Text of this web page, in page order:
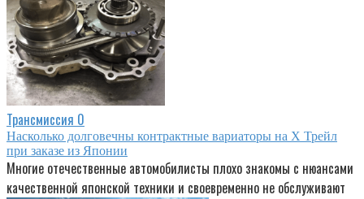
Трансмиссия 0
Насколько долговечны контрактные вариаторы на Х Трейл
при заказе из Японии
Многие отечественные автомобилисты плохо знакомы с нюансами
качественной японской техники и своевременно не обслуживают